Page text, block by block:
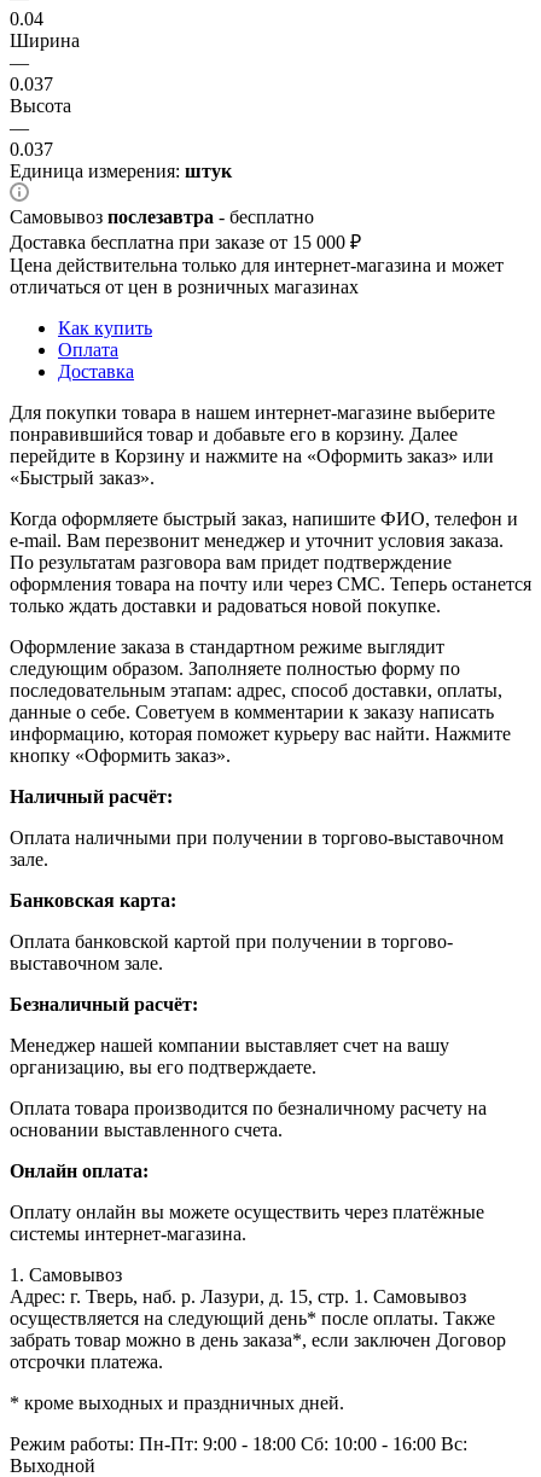
0.04
Ширина
—
0.037
Высота
—
0.037
Единица измерения: штук
Самовывоз послезавтра - бесплатно
Доставка бесплатна при заказе от 15 000 ₽
Цена действительна только для интернет-магазина и может
отличаться от цен в розничных магазинах
Как купить
Оплата
Доставка
Для покупки товара в нашем интернет-магазине выберите
понравившийся товар и добавьте его в корзину. Далее
перейдите в Корзину и нажмите на «Оформить заказ» или
«Быстрый заказ».
Когда оформляете быстрый заказ, напишите ФИО, телефон и
e-mail. Вам перезвонит менеджер и уточнит условия заказа.
По результатам разговора вам придет подтверждение
оформления товара на почту или через СМС. Теперь останется
только ждать доставки и радоваться новой покупке.
Оформление заказа в стандартном режиме выглядит
следующим образом. Заполняете полностью форму по
последовательным этапам: адрес, способ доставки, оплаты,
данные о себе. Советуем в комментарии к заказу написать
информацию, которая поможет курьеру вас найти. Нажмите
кнопку «Оформить заказ».
Наличный расчёт:
Оплата наличными при получении в торгово-выставочном
зале.
Банковская карта:
Оплата банковской картой при получении в торгово-
выставочном зале.
Безналичный расчёт:
Менеджер нашей компании выставляет счет на вашу
организацию, вы его подтверждаете.
Оплата товара производится по безналичному расчету на
основании выставленного счета.
Онлайн оплата:
Оплату онлайн вы можете осуществить через платёжные
системы интернет-магазина.
1. Самовывоз
Адрес: г. Тверь, наб. р. Лазури, д. 15, стр. 1. Самовывоз
осуществляется на следующий день* после оплаты. Также
забрать товар можно в день заказа*, если заключен Договор
отсрочки платежа.
* кроме выходных и праздничных дней.
Режим работы: Пн-Пт: 9:00 - 18:00 Сб: 10:00 - 16:00 Вс:
Выходной